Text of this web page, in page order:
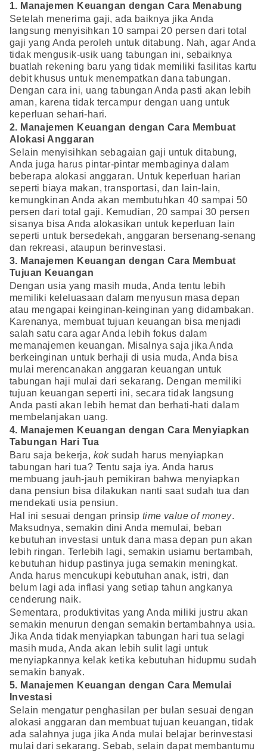
1. Manajemen Keuangan dengan Cara Menabung
Setelah menerima gaji, ada baiknya jika Anda
langsung menyisihkan 10 sampai 20 persen dari total
gaji yang Anda peroleh untuk ditabung. Nah, agar Anda
tidak mengusik-usik uang tabungan ini, sebaiknya
buatlah rekening baru yang tidak memiliki fasilitas kartu
debit khusus untuk menempatkan dana tabungan.
Dengan cara ini, uang tabungan Anda pasti akan lebih
aman, karena tidak tercampur dengan uang untuk
keperluan sehari-hari.
2. Manajemen Keuangan dengan Cara Membuat
Alokasi Anggaran
Selain menyisihkan sebagaian gaji untuk ditabung,
Anda juga harus pintar-pintar membaginya dalam
beberapa alokasi anggaran. Untuk keperluan harian
seperti biaya makan, transportasi, dan lain-lain,
kemungkinan Anda akan membutuhkan 40 sampai 50
persen dari total gaji. Kemudian, 20 sampai 30 persen
sisanya bisa Anda alokasikan untuk keperluan lain
seperti untuk bersedekah, anggaran bersenang-senang
dan rekreasi, ataupun berinvestasi.
3. Manajemen Keuangan dengan Cara Membuat
Tujuan Keuangan
Dengan usia yang masih muda, Anda tentu lebih
memiliki keleluasaan dalam menyusun masa depan
atau mengapai keinginan-keinginan yang didambakan.
Karenanya, membuat tujuan keuangan bisa menjadi
salah satu cara agar Anda lebih fokus dalam
memanajemen keuangan. Misalnya saja jika Anda
berkeinginan untuk berhaji di usia muda, Anda bisa
mulai merencanakan anggaran keuangan untuk
tabungan haji mulai dari sekarang. Dengan memiliki
tujuan keuangan seperti ini, secara tidak langsung
Anda pasti akan lebih hemat dan berhati-hati dalam
membelanjakan uang.
4. Manajemen Keuangan dengan Cara Menyiapkan
Tabungan Hari Tua
Baru saja bekerja, koksudah harus menyiapkan
tabungan hari tua? Tentu saja iya. Anda harus
membuang jauh-jauh pemikiran bahwa menyiapkan
dana pensiun bisa dilakukan nanti saat sudah tua dan
mendekati usia pensiun.
Hal ini sesuai dengan prinsip time value of money.
Maksudnya, semakin dini Anda memulai, beban
kebutuhan investasi untuk dana masa depan pun akan
lebih ringan. Terlebih lagi, semakin usiamu bertambah,
kebutuhan hidup pastinya juga semakin meningkat.
Anda harus mencukupi kebutuhan anak, istri, dan
belum lagi ada inflasi yang setiap tahun angkanya
cenderung naik.
Sementara, produktivitas yang Anda miliki justru akan
semakin menurun dengan semakin bertambahnya usia.
Jika Anda tidak menyiapkan tabungan hari tua selagi
masih muda, Anda akan lebih sulit lagi untuk
menyiapkannya kelak ketika kebutuhan hidupmu sudah
semakin banyak.
5. Manajemen Keuangan dengan Cara Memulai
Investasi
Selain mengatur penghasilan per bulan sesuai dengan
alokasi anggaran dan membuat tujuan keuangan, tidak
ada salahnya juga jika Anda mulai belajar berinvestasi
mulai dari sekarang. Sebab, selain dapat membantumu